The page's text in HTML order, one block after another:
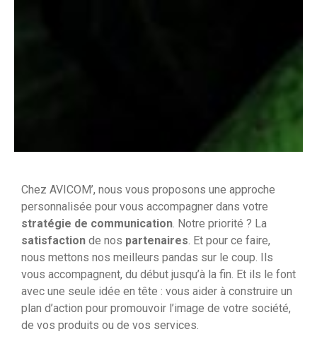
Chez AVICOM’, nous vous proposons une approche
personnalisée pour vous accompagner dans votre
stratégie de communication. Notre priorité ? La
satisfaction de nos partenaires. Et pour ce faire,
nous mettons nos meilleurs pandas sur le coup. Ils
vous accompagnent, du début jusqu’à la fin. Et ils le font
avec une seule idée en tête : vous aider à construire un
plan d’action pour promouvoir l’image de votre société,
de vos produits ou de vos services.